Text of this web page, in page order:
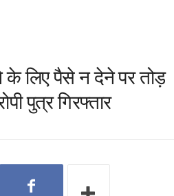
लिए पैसे न देने पर तोड़
पुत्र गिरफ्तार